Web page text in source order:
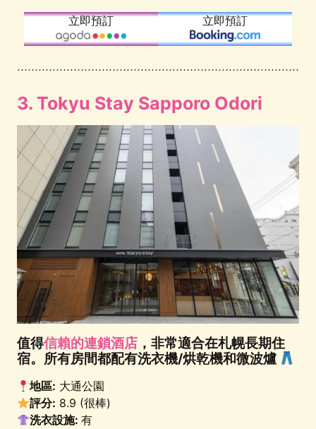
立即預訂
立即預訂
3. Tokyu Stay Sapporo Odori
值得信賴的連鎖酒店 ，非常適合在札幌長期住
宿。所有房間都配有洗衣機/烘乾機和微波爐
地區: 大通公園
評分: 8.9 (很棒)
洗衣設施: 有